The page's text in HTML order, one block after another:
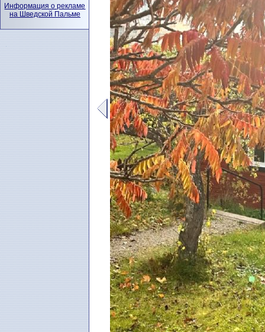
Информация о рекламе
на Шведской Пальме